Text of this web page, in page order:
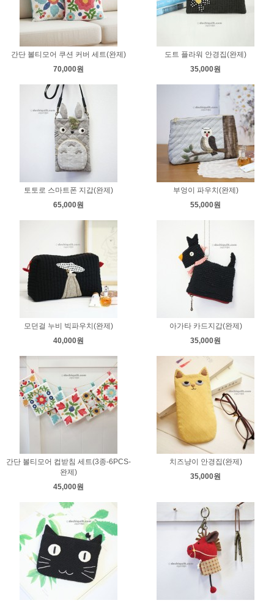
간단 볼티모어 쿠션 커버 세트(완제)
70,000원
도트 플라워 안경집(완제)
35,000원
토토로 스마트폰 지갑(완제)
65,000원
부엉이 파우치(완제)
55,000원
모던걸 누비 빅파우치(완제)
40,000원
아가타 카드지갑(완제)
35,000원
간단 볼티모어 컵받침 세트(3종-6PCS-
완제)
45,000원
치즈냥이 안경집(완제)
35,000원